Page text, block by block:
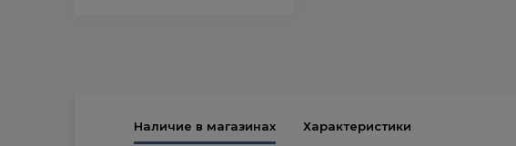
Наличие в магазинах Характеристики